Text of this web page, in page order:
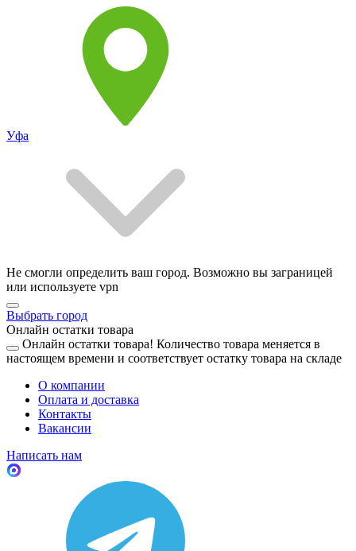
Уфа
Не смогли определить ваш город. Возможно вы заграницей
или используете vpn
Выбрать город
Онлайн остатки товара
Онлайн остатки товара! Количество товара меняется в
настоящем времени и соответствует остатку товара на складе
О компании
Оплата и доставка
Контакты
Вакансии
Написать нам